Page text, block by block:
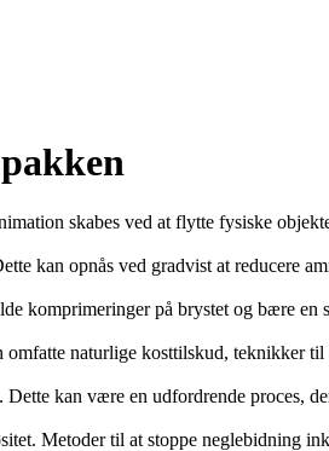
skabes ved at flytte fysiske
kan opnås ved gradvist at reducere
komprimeringer på brystet og bære en
naturlige kosttilskud, teknikker
kan være en udfordrende proces,
Metoder til at stoppe neglebidning